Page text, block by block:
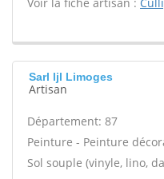
Sarl ljl Limoges
Artisan
Département: 87
Peinture - Peinture
Sol souple (vinyle, lino,